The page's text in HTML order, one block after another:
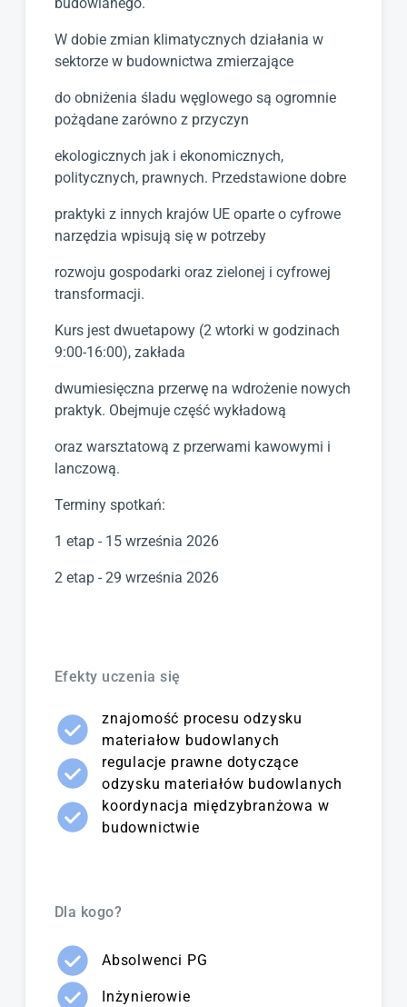
W dobie zmian klimatycznych działania w
sektorze w budownictwa zmierzające
do obniżenia śladu węglowego są ogromnie
pożądane zarówno z przyczyn
ekologicznych jak i ekonomicznych,
politycznych, prawnych. Przedstawione dobre
praktyki z innych krajów UE oparte o cyfrowe
narzędzia wpisują się w potrzeby
rozwoju gospodarki oraz zielonej i cyfrowej
transformacji.
Kurs jest dwuetapowy (2 wtorki w godzinach
9:00-16:00), zakłada
dwumiesięczna przerwę na wdrożenie nowych
praktyk. Obejmuje część wykładową
oraz warsztatową z przerwami kawowymi i
lanczową.
Terminy spotkań:
1 etap - 15 września 2026
2 etap - 29 września 2026
Efekty uczenia się
znajomość procesu odzysku
materiałow budowlanych
regulacje prawne dotyczące
odzysku materiałów budowlanych
koordynacja międzybranżowa w
budownictwie
Dla kogo?
Absolwenci PG
Inżynierowie